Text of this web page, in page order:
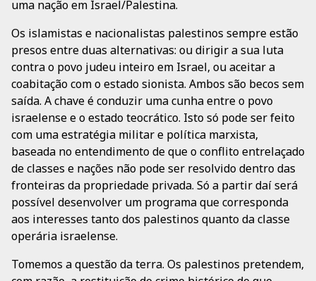
uma nação em Israel/Palestina.
Os islamistas e nacionalistas palestinos sempre estão
presos entre duas alternativas: ou dirigir a sua luta
contra o povo judeu inteiro em Israel, ou aceitar a
coabitação com o estado sionista. Ambos são becos sem
saída. A chave é conduzir uma cunha entre o povo
israelense e o estado teocrático. Isto só pode ser feito
com uma estratégia militar e política marxista,
baseada no entendimento de que o conflito entrelaçado
de classes e nações não pode ser resolvido dentro das
fronteiras da propriedade privada. Só a partir daí será
possível desenvolver um programa que corresponda
aos interesses tanto dos palestinos quanto da classe
operária israelense.
Tomemos a questão da terra. Os palestinos pretendem,